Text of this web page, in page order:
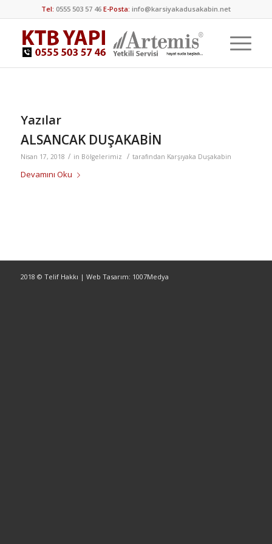
Tel: 0555 503 57 46 E-Posta: info@karsiyakadusakabin.net
Yazılar
ALSANCAK DUŞAKABİN
Nisan 17, 2018 / in Bölgelerimiz / tarafından Karşıyaka Duşakabin
Devamını Oku
2018 © Telif Hakkı | Web Tasarım: 1007Medya